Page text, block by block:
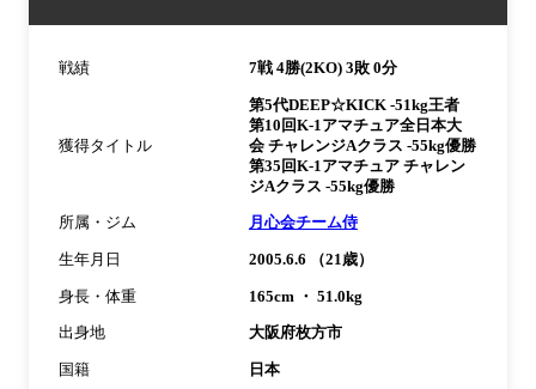
戦績 7戦 4勝(2KO) 3敗 0分
獲得タイトル
第5代DEEP☆KICK -51kg王者
第10回K-1アマチュア全日本大
会 チャレンジAクラス -55kg優勝
第35回K-1アマチュア チャレン
ジAクラス -55kg優勝
所属・ジム 月心会チーム侍
生年月日 2005.6.6 （21歳）
身長・体重 165cm ・ 51.0kg
出身地 大阪府枚方市
国籍 日本